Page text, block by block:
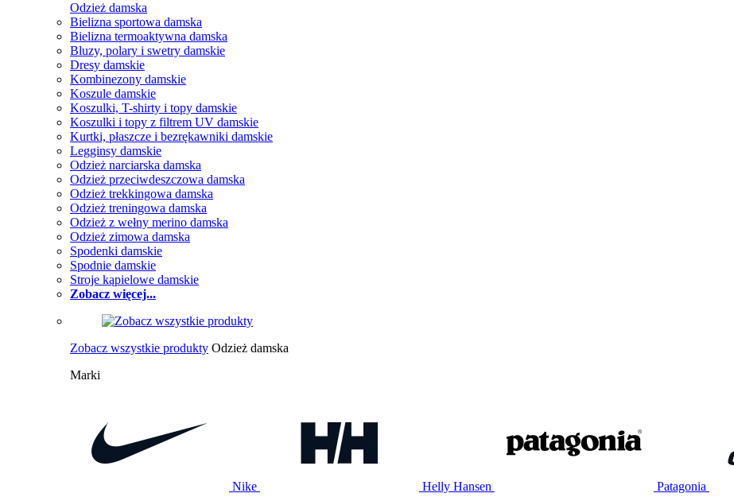
Odzież damska
Bielizna sportowa damska
Bielizna termoaktywna damska
Bluzy, polary i swetry damskie
Dresy damskie
Kombinezony damskie
Koszule damskie
Koszulki, T-shirty i topy damskie
Koszulki i topy z filtrem UV damskie
Kurtki, płaszcze i bezrękawniki damskie
Legginsy damskie
Odzież narciarska damska
Odzież przeciwdeszczowa damska
Odzież trekkingowa damska
Odzież treningowa damska
Odzież z wełny merino damska
Odzież zimowa damska
Spodenki damskie
Spodnie damskie
Stroje kąpielowe damskie
Zobacz więcej...
Zobacz wszystkie produkty Odzież damska
Marki
Nike Helly Hansen Patagonia